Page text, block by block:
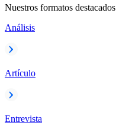
Nuestros formatos destacados
Análisis
Artículo
Entrevista